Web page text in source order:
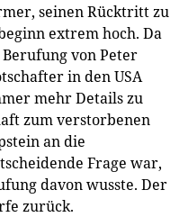
seinen Rücktritt zu
extrem hoch. Da
von Peter
in den USA
mehr Details zu
zum verstorbenen
an die
Frage war,
davon wusste. Der
zurück.